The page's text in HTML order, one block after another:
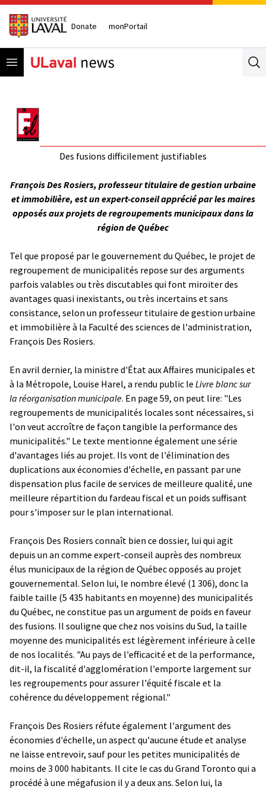
Donate monPortail
Open menu
Des fusions difficilement justifiables
François Des Rosiers, professeur titulaire de gestion urbaine
et immobilière, est un expert-conseil apprécié par les maires
opposés aux projets de regroupements municipaux dans la
région de Québec
Tel que proposé par le gouvernement du Québec, le projet de
regroupement de municipalités repose sur des arguments
parfois valables ou très discutables qui font miroiter des
avantages quasi inexistants, ou très incertains et sans
consistance, selon un professeur titulaire de gestion urbaine
et immobilière à la Faculté des sciences de l'administration,
François Des Rosiers.
En avril dernier, la ministre d'État aux Affaires municipales et
à la Métropole, Louise Harel, a rendu public le Livre blanc sur
la réorganisation municipale. En page 59, on peut lire: "Les
regroupements de municipalités locales sont nécessaires, si
l'on veut accroître de façon tangible la performance des
municipalités." Le texte mentionne également une série
d'avantages liés au projet. Ils vont de l'élimination des
duplications aux économies d'échelle, en passant par une
dispensation plus facile de services de meilleure qualité, une
meilleure répartition du fardeau fiscal et un poids suffisant
pour s'imposer sur le plan international.
François Des Rosiers connaît bien ce dossier, lui qui agit
depuis un an comme expert-conseil auprès des nombreux
élus municipaux de la région de Québec opposés au projet
gouvernemental. Selon lui, le nombre élevé (1 306), donc la
faible taille (5 435 habitants en moyenne) des municipalités
du Québec, ne constitue pas un argument de poids en faveur
des fusions. Il souligne que chez nos voisins du Sud, la taille
moyenne des municipalités est légèrement inférieure à celle
de nos localités. "Au pays de l'efficacité et de la performance,
dit-il, la fiscalité d'agglomération l'emporte largement sur
les regroupements pour assurer l'équité fiscale et la
cohérence du développement régional."
François Des Rosiers réfute également l'argument des
économies d'échelle, un aspect qu'aucune étude et analyse
ne laisse entrevoir, sauf pour les petites municipalités de
moins de 3 000 habitants. Il cite le cas du Grand Toronto qui a
procédé à une mégafusion il y a deux ans. Selon lui, la